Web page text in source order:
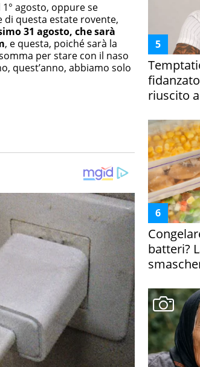
agosto, oppure se
di questa estate rovente,
31 agosto, che sarà
, e questa, poiché sarà la
per stare con il naso
quest’anno, abbiamo solo
riuscito
batteri?